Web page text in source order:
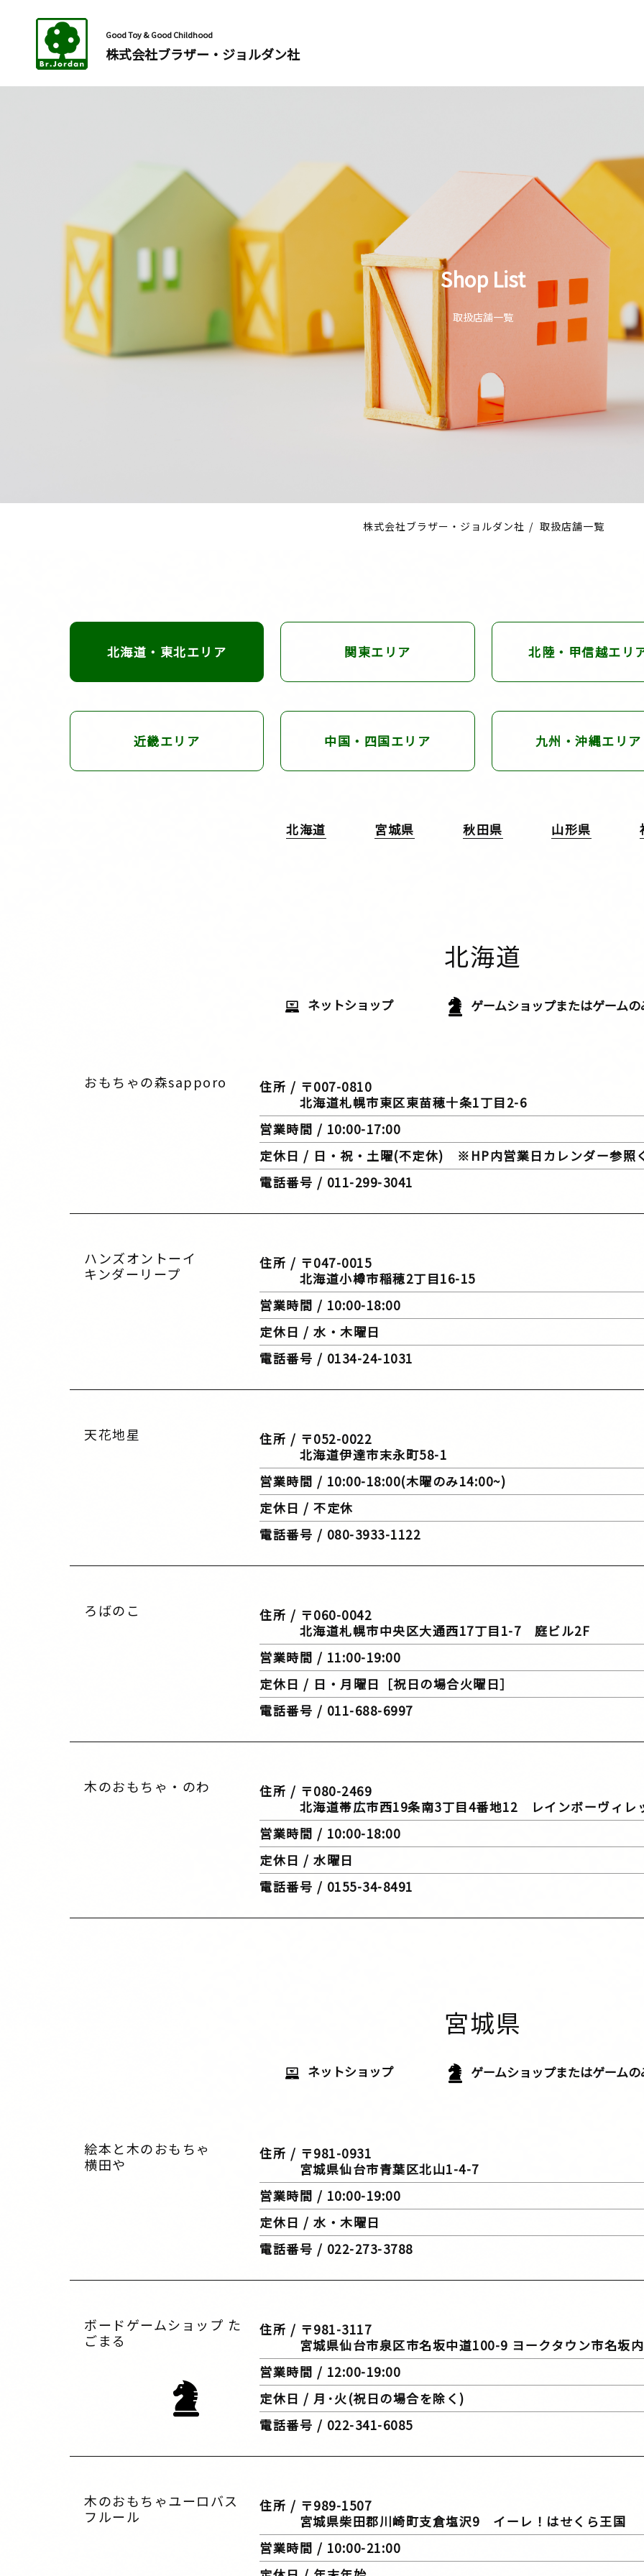
Good Toy & Good Childhood
株式会社ブラザー・ジョルダン社
Shop List
取扱店舗一覧
株式会社ブラザー・ジョルダン社 / 取扱店舗一覧
北海道・東北エリア 関東エリア 北陸・甲信越エリ
近畿エリア 中国・四国エリア 九州・沖縄エリア
北海道 宮城県 秋田県 山形県
北海道
ネットショップ ゲームショップまたはゲーム
おもちゃの森sapporo
住所 / 〒007-0810
北海道札幌市東区東苗穂十条1丁目2-6
営業時間 / 10:00-17:00
定休日 / 日・祝・土曜(不定休) ※HP内営業日カレンダー参照
電話番号 / 011-299-3041
ハンズオントーイ
キンダーリープ
住所 / 〒047-0015
北海道小樽市稲穂2丁目16-15
営業時間 / 10:00-18:00
定休日 / 水・木曜日
電話番号 / 0134-24-1031
天花地星
住所 / 〒052-0022
北海道伊達市末永町58-1
営業時間 / 10:00-18:00(木曜のみ14:00~)
定休日 / 不定休
電話番号 / 080-3933-1122
ろばのこ
住所 / 〒060-0042
北海道札幌市中央区大通西17丁目1-7 庭ビル2F
営業時間 / 11:00-19:00
定休日 / 日・月曜日［祝日の場合火曜日］
電話番号 / 011-688-6997
木のおもちゃ・のわ
住所 / 〒080-2469
北海道帯広市西19条南3丁目4番地12 レインボーヴィレ
営業時間 / 10:00-18:00
定休日 / 水曜日
電話番号 / 0155-34-8491
宮城県
ネットショップ ゲームショップまたはゲーム
絵本と木のおもちゃ
横田や
住所 / 〒981-0931
宮城県仙台市青葉区北山1-4-7
営業時間 / 10:00-19:00
定休日 / 水・木曜日
電話番号 / 022-273-3788
ボードゲームショップ た
ごまる
住所 / 〒981-3117
宮城県仙台市泉区市名坂中道100-9 ヨークタウン市名坂内
営業時間 / 12:00-19:00
定休日 / 月･火(祝日の場合を除く)
電話番号 / 022-341-6085
木のおもちゃユーロバス
フルール
住所 / 〒989-1507
宮城県柴田郡川崎町支倉塩沢9 イーレ！はせくら王国
営業時間 / 10:00-21:00